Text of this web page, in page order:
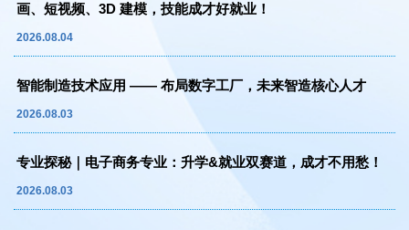
画、短视频、3D 建模，技能成才好就业！
2026.08.04
智能制造技术应用 —— 布局数字工厂，未来智造核心人才
2026.08.03
专业探秘｜电子商务专业：升学&就业双赛道，成才不用愁！
2026.08.03